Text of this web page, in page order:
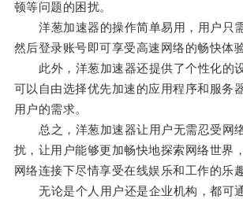
顿等问题的困扰。
洋葱加速器的操作简单易用，用户只需
然后登录账号即可享受高速网络的畅快体验
此外，洋葱加速器还提供了个性化的
可以自由选择优先加速的应用程序和服务
用户的需求。
总之，洋葱加速器让用户无需忍受网
扰，让用户能够更加畅快地探索网络世界
网络连接下尽情享受在线娱乐和工作的乐趣
无论是个人用户还是企业机构，都可